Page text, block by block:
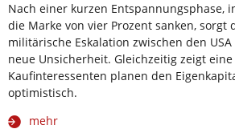
Nach einer kurzen Entspannungsphase,
die Marke von vier Prozent sanken, sorgt
militärische Eskalation zwischen den
neue Unsicherheit. Gleichzeitig zeigt eine
Kaufinteressenten planen den
optimistisch.
mehr